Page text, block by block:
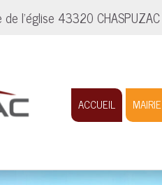
l'église 43320 CHASPUZAC
ACCUEIL MAIRIE